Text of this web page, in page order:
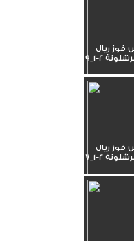
فوز ريال
2-1_9
فوز ريال
2-1_7